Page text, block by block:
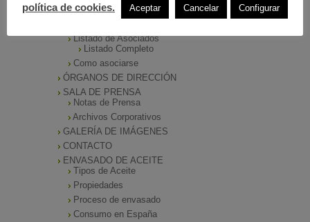
Presentación
Listado de Asociados
Listado Completo
Como asociarse
ÓRGANOS DE DIRECCIÓN
SALA DE PRENSA
Notas de Prensa
Archivos Corporativos
GALERÍA DE IMÁGENES
CONTACTO
ENVASADO DE ACEITE
Tipos de Aceite
Propiedades
Proceso de envasado
Consumo en España
política de cookies.
Aceptar Cancelar Configurar